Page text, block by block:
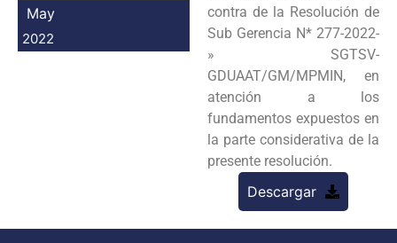
May
2022
contra de la Resolución de
Sub Gerencia N* 277-2022-
» SGTSV-
GDUAAT/GM/MPMIN, en
atención a los
fundamentos expuestos en
la parte considerativa de la
presente resolución.
Descargar